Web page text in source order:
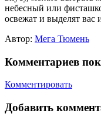
небесный или
освежат и выделят вас
Автор: Мега Тюмень
Комментариев
Комментировать
Добавить